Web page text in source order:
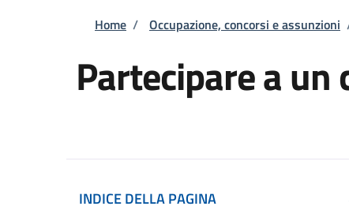
Briciole di pane
Home / Occupazione, concorsi e assunzioni
Partecipare a
INDICE DELLA PAGINA